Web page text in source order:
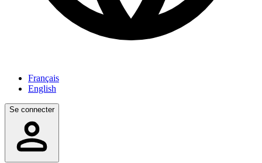
Français
English
Se connecter